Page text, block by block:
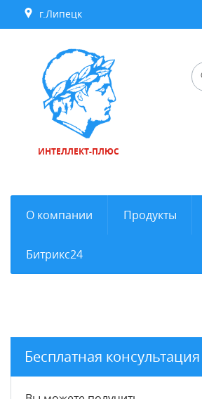
г.Липецк
ИНТЕЛЛЕКТ-ПЛЮС
О компании Продукты
Битрикс24
Бесплатная консультация